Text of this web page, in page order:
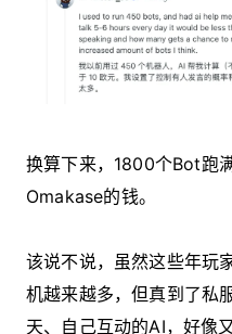
换算下来，1800个Bot跑
Omakase的钱。
该说不说，虽然这些年玩
机越来越多，但真到了私
天、自己互动的AI，好像